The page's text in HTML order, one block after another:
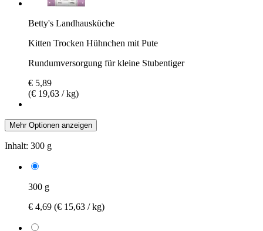
Betty's Landhausküche
Kitten Trocken Hühnchen mit Pute
Rundumversorgung für kleine Stubentiger
€ 5,89
(€ 19,63 / kg)
Mehr Optionen anzeigen
Inhalt: 300 g
300 g
€ 4,69 (€ 15,63 / kg)